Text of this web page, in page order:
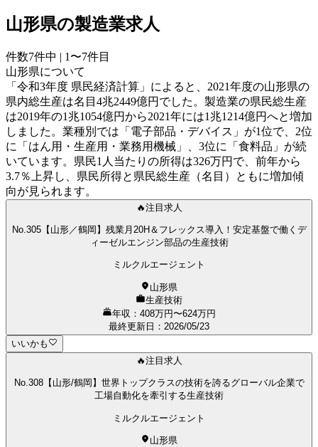
山形県の製造業求人
件数7件中 | 1〜7件目
山形県について
「令和3年度 県民経済計算」によると、2021年度の山形県の
県内総生産は名目4兆2449億円でした。製造業の県民総生産
は2019年の1兆1054億円から2021年には1兆1214億円へと増加
しました。業種別では「電子部品・デバイス」が1位で、2位
に「はん用・生産用・業務用機械」、3位に「食料品」が続
いています。県民1人当たりの所得は326万円で、前年から
3.7％上昇し、県民所得と県民総生産（名目）ともに増加傾
向が見られます。
🔥注目求人
No.305【山形／鶴岡】残業月20H＆フレックス導入！安定基盤で働くデ
ィーゼルエンジン部品の生産技術
ミルクルエージェント
山形県
生産技術
年収：408万円〜624万円
最終更新日 ： 2026/05/23
いいかも
🔥注目求人
No.308【山形/鶴岡】世界トップクラスの技術を誇るグローバル企業で
工場自動化を牽引する生産技術
ミルクルエージェント
山形県